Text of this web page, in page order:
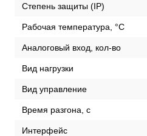
Степень защиты (IP)
Рабочая температура, °С
Аналоговый вход, кол-во
Вид нагрузки
Вид управление
Время разгона, с
Интерфейс